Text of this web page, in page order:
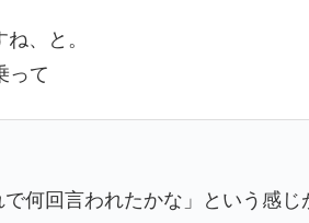
、と。
って
何回言われたかな」という感じ